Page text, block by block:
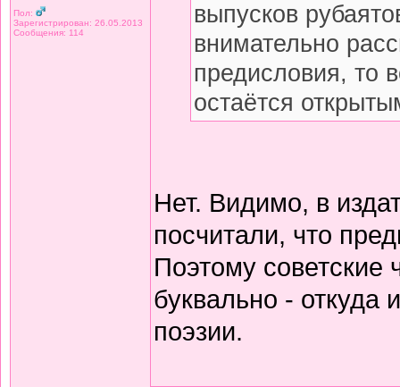
Пол:
Зарегистрирован: 26.05.2013
Сообщения: 114
выпусков
внимательно
предисловия, то
остаётся
Нет. Видимо, в
посчитали, что
Поэтому советские
буквально -
поэзии.